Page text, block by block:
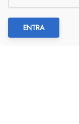
ENTRA